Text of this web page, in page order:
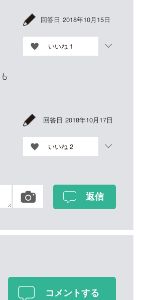
回答日 2018年10月15日
いいね 1
回答日 2018年10月17日
いいね 2